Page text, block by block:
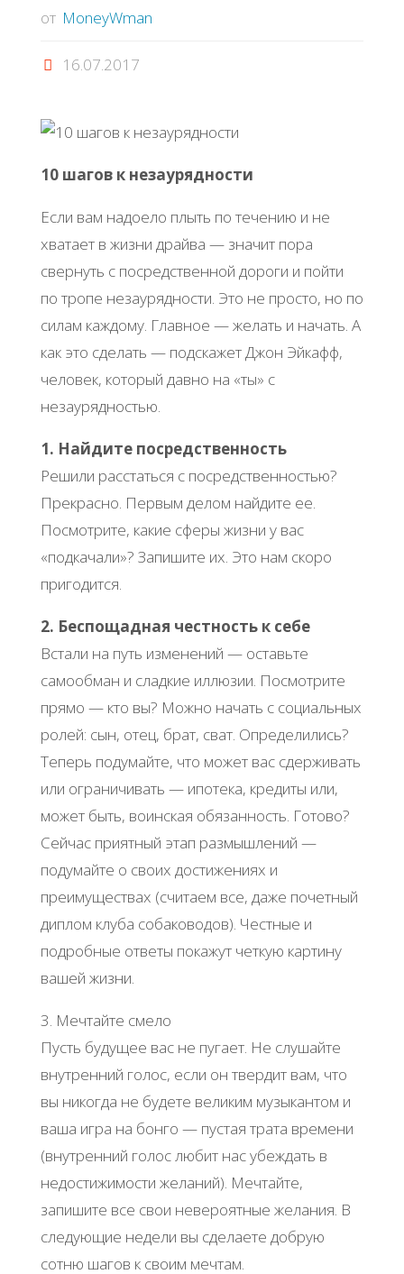
от MoneyWman
16.07.2017
10 шагов к незаурядности
Если вам надоело плыть по течению и не
хватает в жизни драйва — значит пора
свернуть с посредственной дороги и пойти
по тропе незаурядности. Это не просто, но по
силам каждому. Главное — желать и начать. А
как это сделать — подскажет Джон Эйкафф,
человек, который давно на «ты» с
незаурядностью.
1. Найдите посредственность
Решили расстаться с посредственностью?
Прекрасно. Первым делом найдите ее.
Посмотрите, какие сферы жизни у вас
«подкачали»? Запишите их. Это нам скоро
пригодится.
2. Беспощадная честность к себе
Встали на путь изменений — оставьте
самообман и сладкие иллюзии. Посмотрите
прямо — кто вы? Можно начать с социальных
ролей: сын, отец, брат, сват. Определились?
Теперь подумайте, что может вас сдерживать
или ограничивать — ипотека, кредиты или,
может быть, воинская обязанность. Готово?
Сейчас приятный этап размышлений —
подумайте о своих достижениях и
преимуществах (считаем все, даже почетный
диплом клуба собаководов). Честные и
подробные ответы покажут четкую картину
вашей жизни.
3. Мечтайте смело
Пусть будущее вас не пугает. Не слушайте
внутренний голос, если он твердит вам, что
вы никогда не будете великим музыкантом и
ваша игра на бонго — пустая трата времени
(внутренний голос любит нас убеждать в
недостижимости желаний). Мечтайте,
запишите все свои невероятные желания. В
следующие недели вы сделаете добрую
сотню шагов к своим мечтам.